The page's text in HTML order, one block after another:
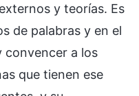
y teorías. Es
de palabras y en el
convencer a los
que tienen ese